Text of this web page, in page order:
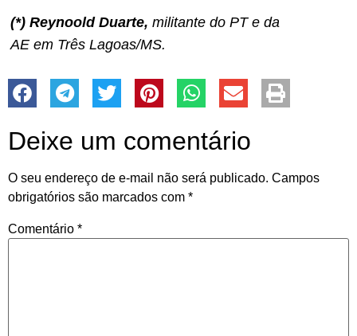
(*) Reynoold Duarte, militante do PT e da
AE em Três Lagoas/MS.
Deixe um comentário
O seu endereço de e-mail não será publicado. Campos
obrigatórios são marcados com *
Comentário *